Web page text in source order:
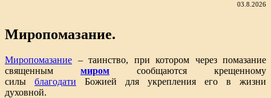
03.8.2026
Миропомазание.
Миропомазание – таинство, при котором через помазание
священным миром
сообщаются крещенному
силы благодати Божией для укрепления его в жизни
духовной.